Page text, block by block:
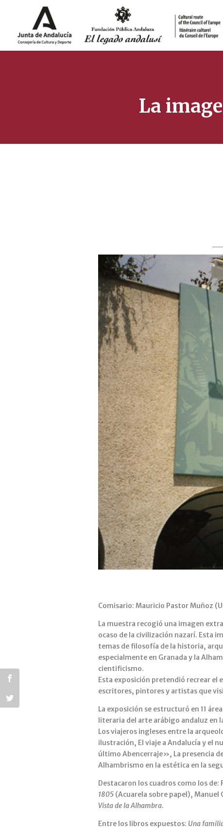
La
Comisario: Mauricio Pastor Muñoz
La muestra recogió una imagen
ocaso de la civilización nazarí. Esta
temas de filosofía de la historia,
especialmente en Granada y la
cientificismo.
Esta exposición pretendió recrear
escritores, pintores y artistas que
La exposición se estructuró en 11
literaria del arte arábigo andaluz en
Los viajeros ingleses entre la
ilustración, El viaje a Andalucía y el
último Abencerraje», La presencia
Alhambrismo en la estética en la
Destacaron los cuadros como los de:
1805(Acuarela sobre papel), Manuel
Vista de la Alhambra.
Entre los libros expuestos: Una